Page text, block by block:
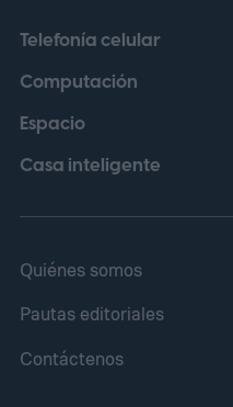
Telefonía celular
Computación
Espacio
Casa inteligente
Quiénes somos
Pautas editoriales
Contáctenos